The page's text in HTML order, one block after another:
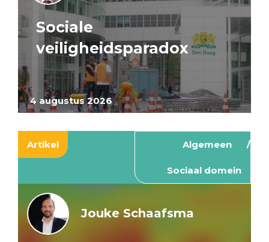
4 augustus 2026
Sociale
veiligheidsparadox
Artikel Algemeen
Sociaal domein
Jouke Schaafsma